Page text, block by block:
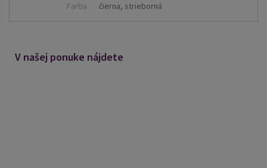
- lítiová batéria s dlhou životnosťou
Farba čierna, strieborná
V našej ponuke nájdete